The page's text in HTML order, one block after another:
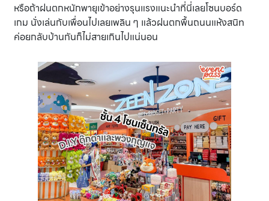
หรือถ้าฝนตกหนักพายุเข้าอย่างรุนแรงแนะนำที่นี่เลยโซนบอร์ด
เกม นั่งเล่นกับเพื่อนไปเลยเพลิน ๆ แล้วฝนตกพื้นถนนแห้งสนิท
ค่อยกลับบ้านกันก็ไม่สายเกินไปแน่นอน